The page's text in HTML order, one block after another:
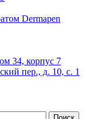
Dermapen
34, корпус 7
пер., д. 10, с. 1